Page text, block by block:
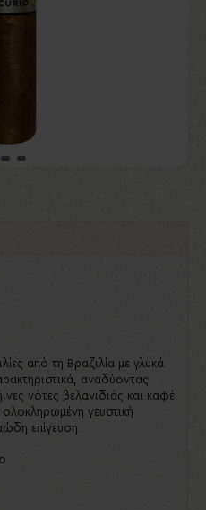
από τη Βραζιλία με γλυκά
αναδύοντας
νότες βελανιδιάς και καφέ
γευστική
επίγευση